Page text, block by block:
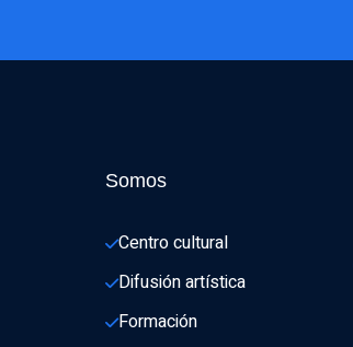
Somos
Centro cultural
Difusión artística
Formación